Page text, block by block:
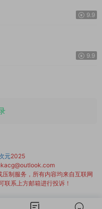
9.9
9.9
元2025
制服务，所有内容均来自互联网
联系上方邮箱进行投诉！